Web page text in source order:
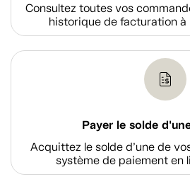
Consultez toutes vos
historique de facturation à
Payer le solde
Acquittez le solde d’une de
système de paiement en